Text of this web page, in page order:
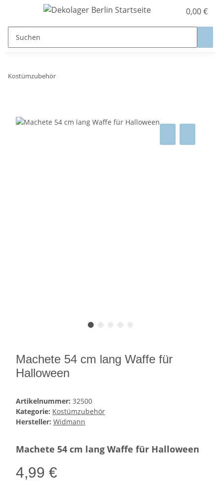
0,00 €
Kostümzubehör
Machete 54 cm lang Waffe für
Halloween
Artikelnummer: 32500
Kategorie: Kostümzubehör
Hersteller: Widmann
Machete 54 cm lang Waffe für Halloween
4,99 €